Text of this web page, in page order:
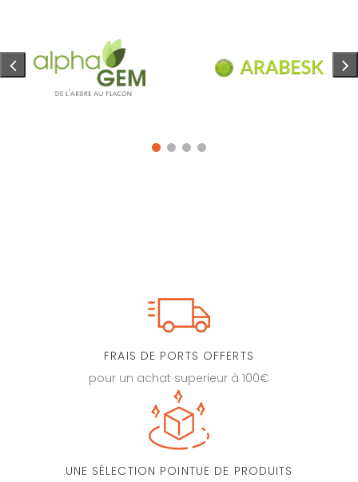
FRAIS DE PORTS OFFERTS
pour un achat superieur à 100€
UNE SÉLECTION POINTUE DE PRODUITS